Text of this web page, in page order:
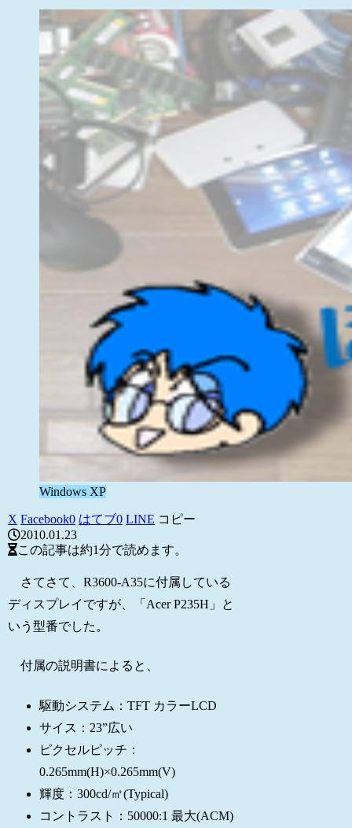
Windows XP
X Facebook0 はてブ0 LINE コピー
2010.01.23
この記事は約1分で読めます。
さてさて、R3600-A35に付属している
ディスプレイですが、「Acer P235H」と
いう型番でした。
付属の説明書によると、
駆動システム：TFT カラーLCD
サイス：23”広い
ピクセルピッチ：
0.265mm(H)×0.265mm(V)
輝度：300cd/㎡(Typical)
コントラスト：50000:1 最大(ACM)